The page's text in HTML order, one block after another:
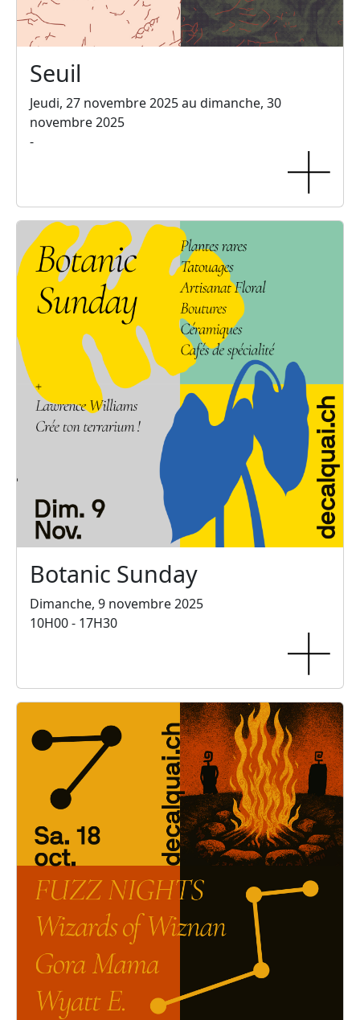
Seuil
Jeudi, 27 novembre 2025 au dimanche, 30
novembre 2025
-
Botanic Sunday
Dimanche, 9 novembre 2025
10H00 - 17H30